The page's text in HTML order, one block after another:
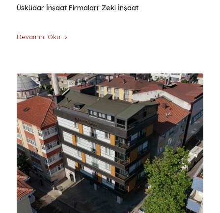
Üsküdar İnşaat Firmaları: Zeki İnşaat
Devamını Oku